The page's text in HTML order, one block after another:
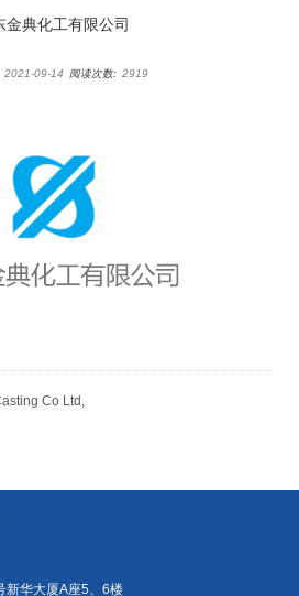
金典化工有限公司
2021-09-14 阅读次数: 2919
Co Ltd,
新华大厦A座5、6楼